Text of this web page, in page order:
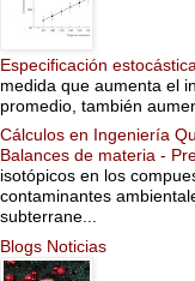
Especificación
medida que aumenta el
promedio, también
Cálculos en Ingeniería
Balances de materia -
isotópicos en los
contaminantes
subterrane...
Blogs Noticias